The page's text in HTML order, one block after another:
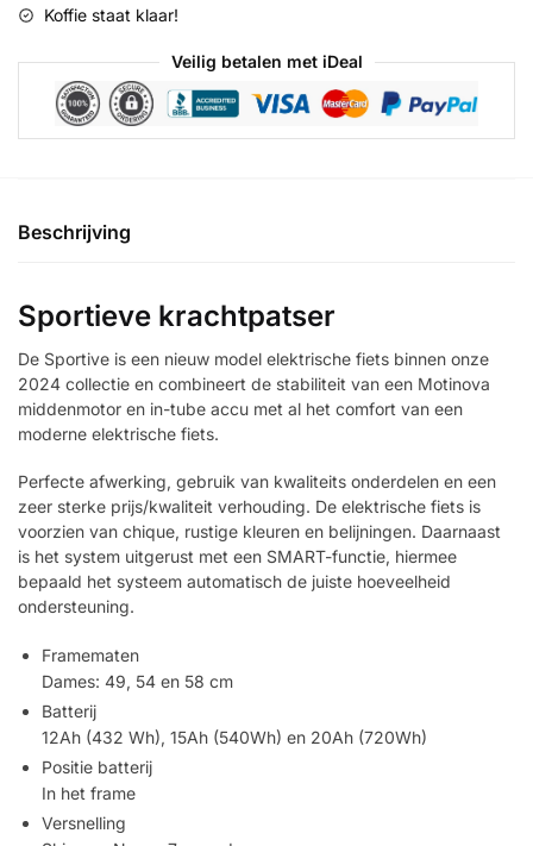
Koffie staat klaar!
Veilig betalen met iDeal
Beschrijving
Sportieve krachtpatser
De Sportive is een nieuw model elektrische fiets binnen onze
2024 collectie en combineert de stabiliteit van een Motinova
middenmotor en in-tube accu met al het comfort van een
moderne elektrische fiets.
Perfecte afwerking, gebruik van kwaliteits onderdelen en een
zeer sterke prijs/kwaliteit verhouding. De elektrische fiets is
voorzien van chique, rustige kleuren en belijningen. Daarnaast
is het system uitgerust met een SMART-functie, hiermee
bepaald het systeem automatisch de juiste hoeveelheid
ondersteuning.
Framematen
Dames: 49, 54 en 58 cm
Batterij
12Ah (432 Wh), 15Ah (540Wh) en 20Ah (720Wh)
Positie batterij
In het frame
Versnelling